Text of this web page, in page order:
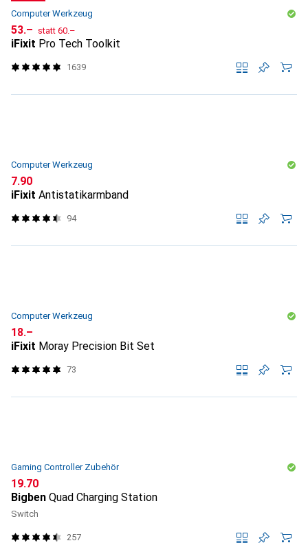
Computer Werkzeug
CHF
53.– statt CHF
60.–
iFixit Pro Tech Toolkit
1639
Computer Werkzeug
CHF
7.90
iFixit Antistatikarmband
94
Computer Werkzeug
CHF
18.–
iFixit Moray Precision Bit Set
73
Gaming Controller Zubehör
CHF
19.70
Bigben Quad Charging Station
Switch
257